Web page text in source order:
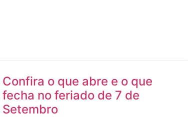
Confira o que abre e o que
fecha no feriado de 7 de
Setembro